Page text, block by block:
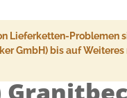
Lieferketten-Problemen
GmbH) bis auf